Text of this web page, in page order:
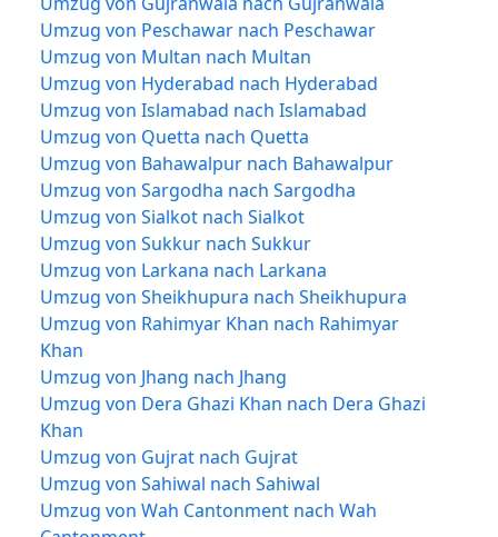
Umzug von Peschawar nach Peschawar
Umzug von Multan nach Multan
Umzug von Hyderabad nach Hyderabad
Umzug von Islamabad nach Islamabad
Umzug von Quetta nach Quetta
Umzug von Bahawalpur nach Bahawalpur
Umzug von Sargodha nach Sargodha
Umzug von Sialkot nach Sialkot
Umzug von Sukkur nach Sukkur
Umzug von Larkana nach Larkana
Umzug von Sheikhupura nach Sheikhupura
Umzug von Rahimyar Khan nach Rahimyar
Khan
Umzug von Jhang nach Jhang
Umzug von Dera Ghazi Khan nach Dera Ghazi
Khan
Umzug von Gujrat nach Gujrat
Umzug von Sahiwal nach Sahiwal
Umzug von Wah Cantonment nach Wah